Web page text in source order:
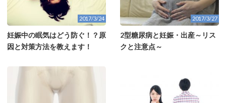
2017/3/24
妊娠中の眠気はどう防ぐ！？原
因と対策方法を教えます！
2017/3/27
2型糖尿病と妊娠・出産～リス
クと注意点～